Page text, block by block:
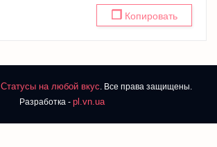
❐ Копировать
Статусы на любой вкус. Все права защищены.
Разработка - pl.vn.ua